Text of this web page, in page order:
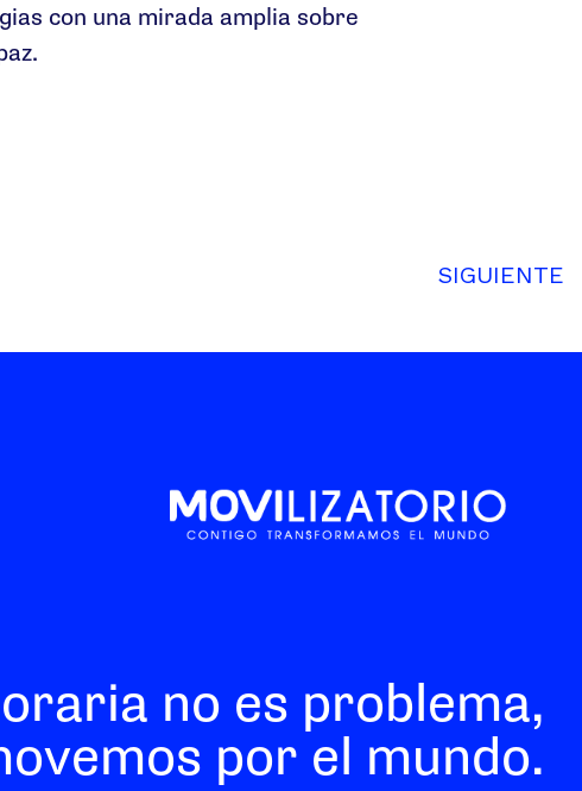
con una mirada amplia sobre
SIGUIENTE
no es problema,
por el mundo.